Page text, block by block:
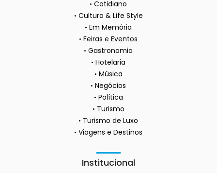
Cotidiano
Cultura & Life Style
Em Memória
Feiras e Eventos
Gastronomia
Hotelaria
Música
Negócios
Política
Turismo
Turismo de Luxo
Viagens e Destinos
Institucional